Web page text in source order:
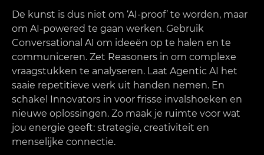
De kunst is dus niet om ‘AI-proof’ te worden, maar
om AI-powered te gaan werken. Gebruik
Conversational AI om ideeën op te halen en te
communiceren. Zet Reasoners in om complexe
vraagstukken te analyseren. Laat Agentic AI het
saaie repetitieve werk uit handen nemen. En
schakel Innovators in voor frisse invalshoeken en
nieuwe oplossingen. Zo maak je ruimte voor wat
jou energie geeft: strategie, creativiteit en
menselijke connectie.